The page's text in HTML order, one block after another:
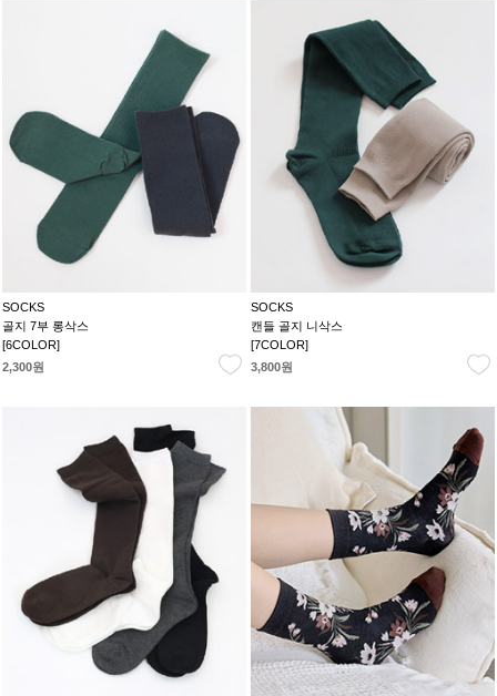
SOCKS
골지 7부 롱삭스
[6COLOR]
2,300원
SOCKS
캔들 골지 니삭스
[7COLOR]
3,800원